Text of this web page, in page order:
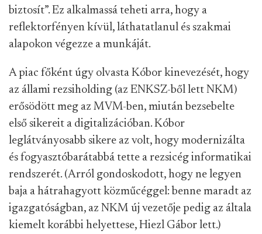
biztosít”. Ez alkalmassá teheti arra, hogy a
reflektorfényen kívül, láthatatlanul és szakmai
alapokon végezze a munkáját.
A piac főként úgy olvasta Kóbor kinevezését, hogy
az állami rezsiholding (az ENKSZ-ből lett NKM)
erősödött meg az MVM-ben, miután bezsebelte
első sikereit a digitalizációban. Kóbor
leglátványosabb sikere az volt, hogy modernizálta
és fogyasztóbarátabbá tette a rezsicég informatikai
rendszerét. (Arról gondoskodott, hogy ne legyen
baja a hátrahagyott közműcéggel: benne maradt az
igazgatóságban, az NKM új vezetője pedig az általa
kiemelt korábbi helyettese, Hiezl Gábor lett.)